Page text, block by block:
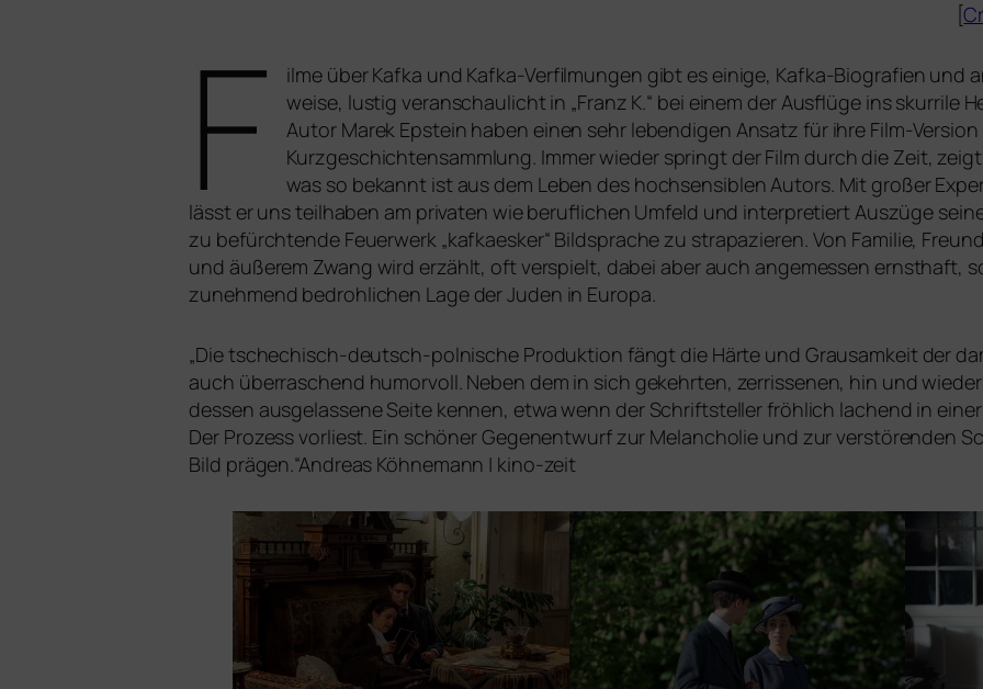
[
F
ilme über Kafka und Kafka-Verfilmungen gibt es eini­ge, Kafka-Biografien
wei­se, lus­tig ver­an­schau­licht in „Franz K.“ bei einem der Ausflüge ins skur­ri­le
Autor Marek Epstein haben einen sehr leben­di­gen Ansatz für ihre Film-
Kurzgeschichtensammlung. Immer wie­der springt der Film durch die Zeit,
was so bekannt ist aus dem Leben des hoch­sen­si­blen Autors. Mit gro­ßer
lässt er uns teil­ha­ben am pri­va­ten wie beruf­li­chen Umfeld und inter­pre­tiert Auszüge
zu befürch­ten­de Feuerwerk „kaf­ka­es­ker“ Bildsprache zu stra­pa­zie­ren. Von Familie,
und äuße­rem Zwang wird erzählt, oft ver­spielt, dabei aber auch ange­mes­sen ernst­haft,
zuneh­mend bedroh­li­chen Lage der Juden in Europa.
„Die tsche­chisch-deutsch-pol­ni­sche Produktion fängt die Härte und Grausamkeit der
auch über­ra­schend humor­voll. Neben dem in sich gekehr­ten, zer­ris­se­nen, hin und
des­sen aus­ge­las­se­ne Seite ken­nen, etwa wenn der Schriftsteller fröh­lich lachend in
Der Prozessvor­liest. Ein schö­ner Gegenentwurf zur Melancholie und zur ver­stö­ren­den
Bild prägen.“Andreas Köhnemann | kino-zeit